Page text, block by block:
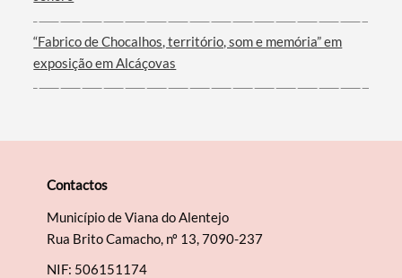
“Fabrico de Chocalhos, território, som e memória” em
exposição em Alcáçovas
Contactos
Município de Viana do Alentejo
Rua Brito Camacho, nº 13, 7090-237
NIF: 506151174